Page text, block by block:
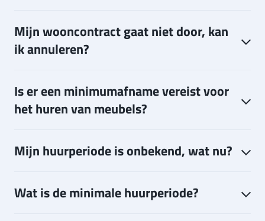
Mijn wooncontract gaat niet door, kan
ik annuleren?
Is er een minimumafname vereist voor
het huren van meubels?
Mijn huurperiode is onbekend, wat nu?
Wat is de minimale huurperiode?